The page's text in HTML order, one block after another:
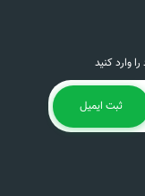
وارد کنید
ثبت ایمیل